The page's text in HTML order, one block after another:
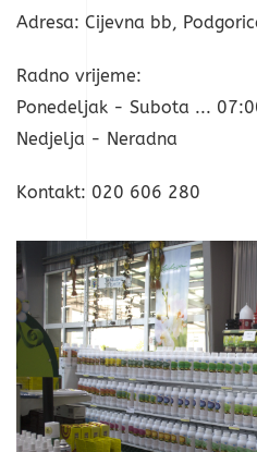
Adresa: Cijevna bb,
Radno vrijeme:
Ponedeljak - Subota ...
Nedjelja - Neradna
Kontakt: 020 606 280